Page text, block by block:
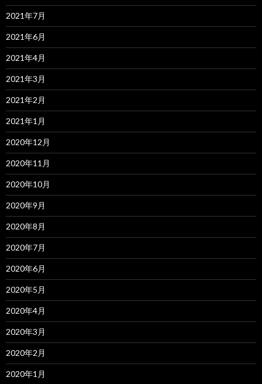
2021年7月
2021年6月
2021年4月
2021年3月
2021年2月
2021年1月
2020年12月
2020年11月
2020年10月
2020年9月
2020年8月
2020年7月
2020年6月
2020年5月
2020年4月
2020年3月
2020年2月
2020年1月